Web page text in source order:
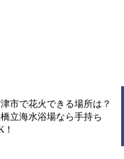
市で花火できる場所は？
立海水浴場なら手持ち
！